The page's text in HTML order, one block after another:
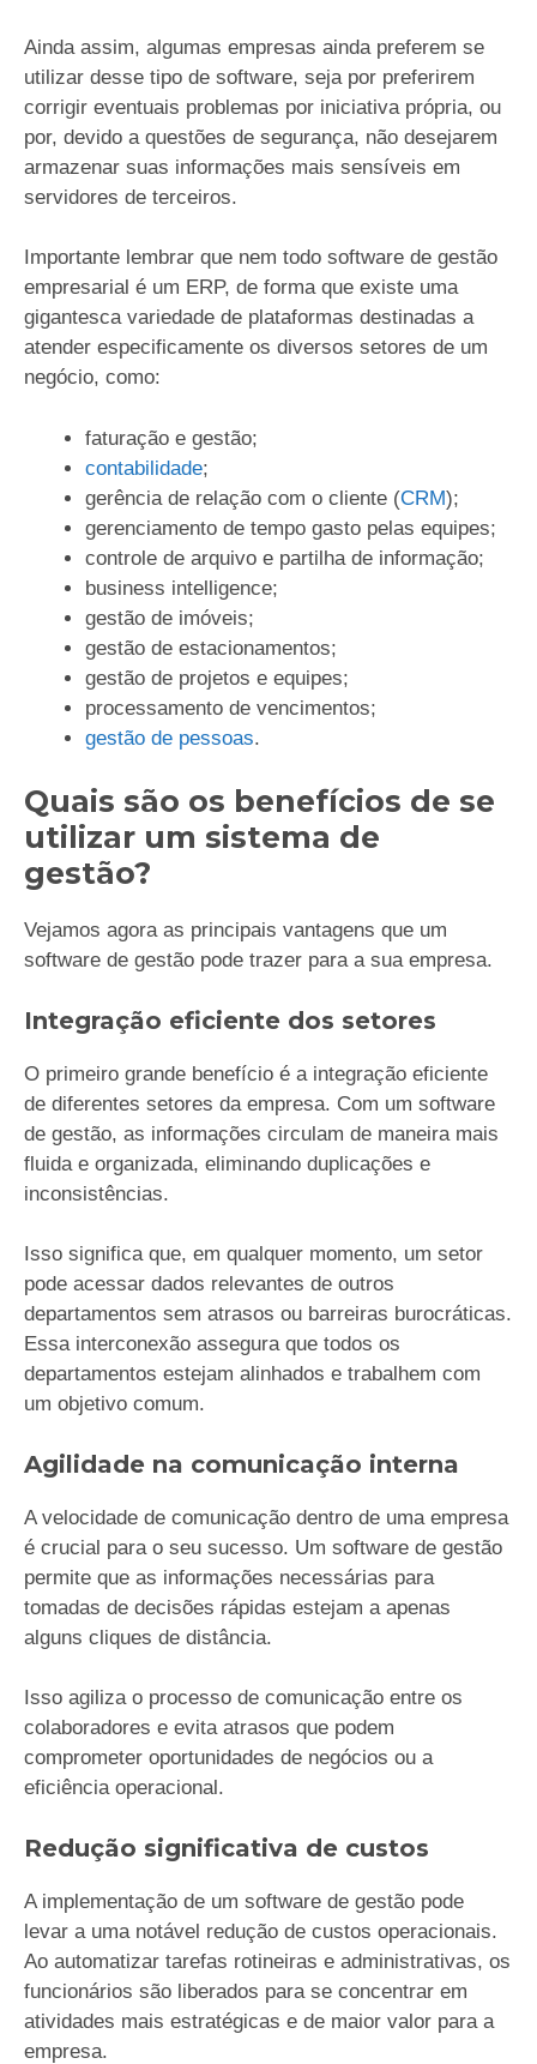
Ainda assim, algumas empresas ainda preferem se
utilizar desse tipo de software, seja por preferirem
corrigir eventuais problemas por iniciativa própria, ou
por, devido a questões de segurança, não desejarem
armazenar suas informações mais sensíveis em
servidores de terceiros.
Importante lembrar que nem todo software de gestão
empresarial é um ERP, de forma que existe uma
gigantesca variedade de plataformas destinadas a
atender especificamente os diversos setores de um
negócio, como:
faturação e gestão;
contabilidade;
gerência de relação com o cliente (CRM);
gerenciamento de tempo gasto pelas equipes;
controle de arquivo e partilha de informação;
business intelligence;
gestão de imóveis;
gestão de estacionamentos;
gestão de projetos e equipes;
processamento de vencimentos;
gestão de pessoas.
Quais são os benefícios de se
utilizar um sistema de
gestão?
Vejamos agora as principais vantagens que um
software de gestão pode trazer para a sua empresa.
Integração eficiente dos setores
O primeiro grande benefício é a integração eficiente
de diferentes setores da empresa. Com um software
de gestão, as informações circulam de maneira mais
fluida e organizada, eliminando duplicações e
inconsistências.
Isso significa que, em qualquer momento, um setor
pode acessar dados relevantes de outros
departamentos sem atrasos ou barreiras burocráticas.
Essa interconexão assegura que todos os
departamentos estejam alinhados e trabalhem com
um objetivo comum.
Agilidade na comunicação interna
A velocidade de comunicação dentro de uma empresa
é crucial para o seu sucesso. Um software de gestão
permite que as informações necessárias para
tomadas de decisões rápidas estejam a apenas
alguns cliques de distância.
Isso agiliza o processo de comunicação entre os
colaboradores e evita atrasos que podem
comprometer oportunidades de negócios ou a
eficiência operacional.
Redução significativa de custos
A implementação de um software de gestão pode
levar a uma notável redução de custos operacionais.
Ao automatizar tarefas rotineiras e administrativas, os
funcionários são liberados para se concentrar em
atividades mais estratégicas e de maior valor para a
empresa.